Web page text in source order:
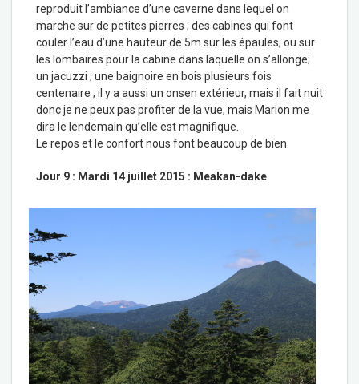
reproduit l’ambiance d’une caverne dans lequel on
marche sur de petites pierres ; des cabines qui font
couler l’eau d’une hauteur de 5m sur les épaules, ou sur
les lombaires pour la cabine dans laquelle on s’allonge;
un jacuzzi ; une baignoire en bois plusieurs fois
centenaire ; il y a aussi un onsen extérieur, mais il fait nuit
donc je ne peux pas profiter de la vue, mais Marion me
dira le lendemain qu’elle est magnifique.
Le repos et le confort nous font beaucoup de bien.
Jour 9 : Mardi 14 juillet 2015 : Meakan-dake